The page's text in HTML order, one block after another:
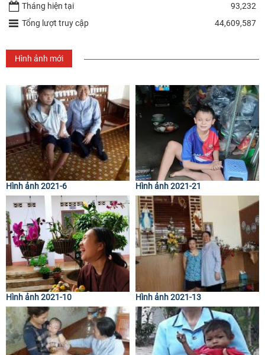
Tháng hiện tại
93,232
Tổng lượt truy cập
44,609,587
Hình ảnh mới
Hình ảnh 2021-6 Hình ảnh 2021-21
Hình ảnh 2021-10 Hình ảnh 2021-13